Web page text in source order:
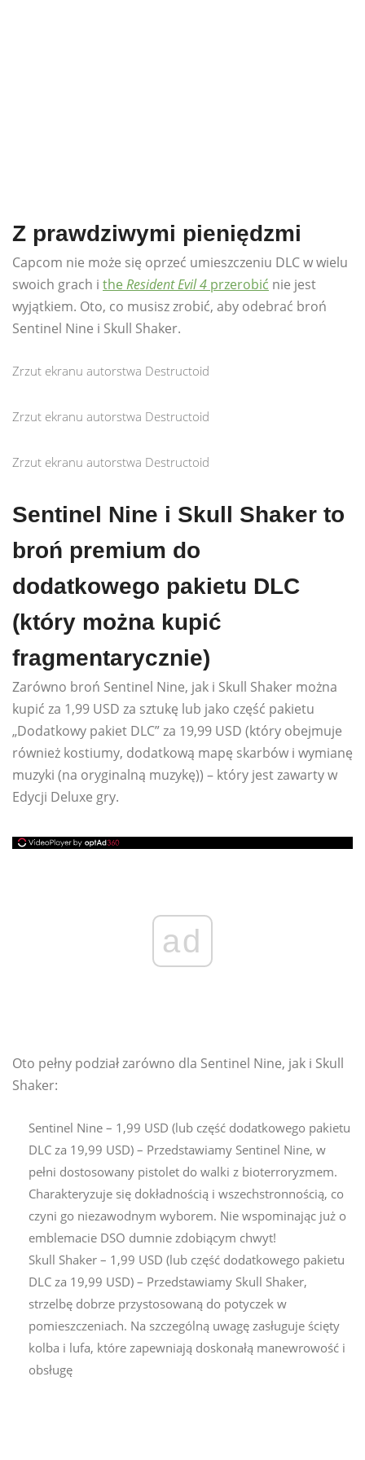
Z prawdziwymi pieniędzmi
Capcom nie może się oprzeć umieszczeniu DLC w wielu
swoich grach i the Resident Evil 4 przerobić nie jest
wyjątkiem. Oto, co musisz zrobić, aby odebrać broń
Sentinel Nine i Skull Shaker.
Zrzut ekranu autorstwa Destructoid
Zrzut ekranu autorstwa Destructoid
Zrzut ekranu autorstwa Destructoid
Sentinel Nine i Skull Shaker to
broń premium do
dodatkowego pakietu DLC
(który można kupić
fragmentarycznie)
Zarówno broń Sentinel Nine, jak i Skull Shaker można
kupić za 1,99 USD za sztukę lub jako część pakietu
„Dodatkowy pakiet DLC” za 19,99 USD (który obejmuje
również kostiumy, dodatkową mapę skarbów i wymianę
muzyki (na oryginalną muzykę)) – który jest zawarty w
Edycji Deluxe gry.
ad
Oto pełny podział zarówno dla Sentinel Nine, jak i Skull
Shaker:
Sentinel Nine – 1,99 USD (lub część dodatkowego pakietu
DLC za 19,99 USD) – Przedstawiamy Sentinel Nine, w
pełni dostosowany pistolet do walki z bioterroryzmem.
Charakteryzuje się dokładnością i wszechstronnością, co
czyni go niezawodnym wyborem. Nie wspominając już o
emblemacie DSO dumnie zdobiącym chwyt!
Skull Shaker – 1,99 USD (lub część dodatkowego pakietu
DLC za 19,99 USD) – Przedstawiamy Skull Shaker,
strzelbę dobrze przystosowaną do potyczek w
pomieszczeniach. Na szczególną uwagę zasługuje ścięty
kolba i lufa, które zapewniają doskonałą manewrowość i
obsługę